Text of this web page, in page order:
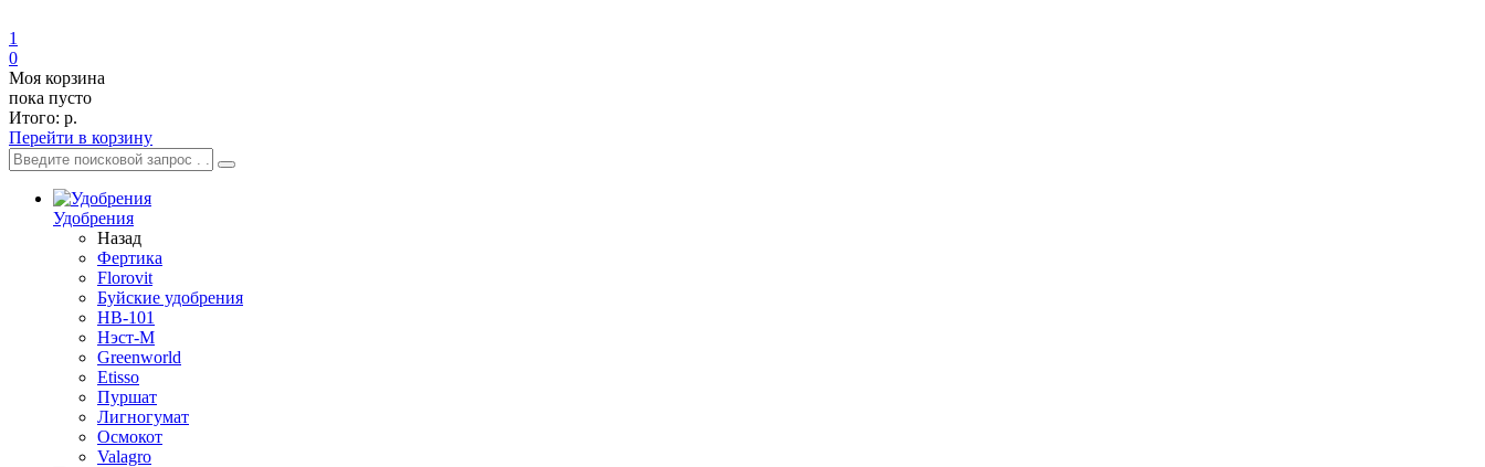
1
0
Моя корзина
пока пусто
Итого: р.
Перейти в корзину
Удобрения
Назад
Фертика
Florovit
Буйские удобрения
HB-101
Нэст-М
Greenworld
Etisso
Пуршат
Лигногумат
Осмокот
Valagro